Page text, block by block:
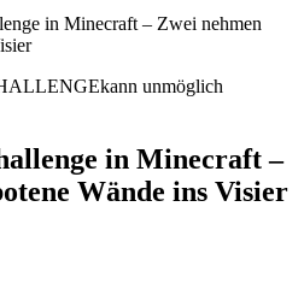
in Minecraft – Zwei nehmen
unmöglich
in Minecraft –
Wände ins Visier